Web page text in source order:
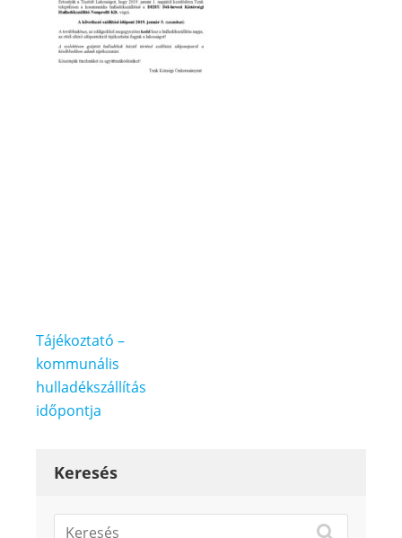
Bejegyzés
navigáció
Tájékoztató –
kommunális
hulladékszállítás
időpontja
Keresés